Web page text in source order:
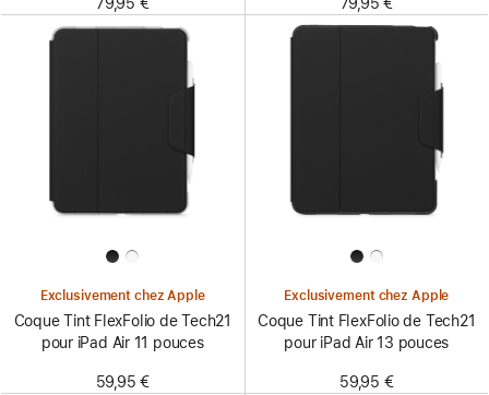
79,95 € 79,95 €
Exclusivement chez Apple
Coque Tint FlexFolio de Tech21
pour iPad Air 11 pouces
59,95 €
Exclusivement chez Apple
Coque Tint FlexFolio de Tech21
pour iPad Air 13 pouces
59,95 €